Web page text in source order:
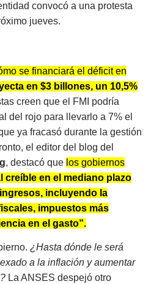
convocó a una protesta
jueves.
se financiará el déficit en
en $3 billones, un 10,5%
creen que el FMI podría
del rojo para llevarlo a 7% el
ya fracasó durante la gestión
el editor del blog del
, destacó que los gobiernos
creíble en el mediano plazo
incluyendo la
impuestos más
en el gasto”.
¿Hasta dónde le será
a la inflación y aumentar
La ANSES despejó otro